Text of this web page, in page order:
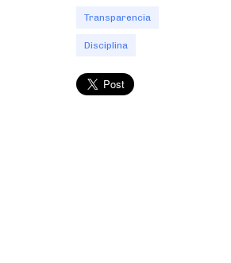
Transparencia
Disciplina